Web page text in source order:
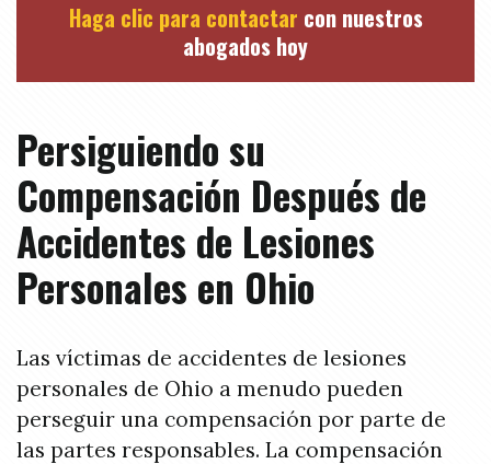
Haga clic para contactar con nuestros
abogados hoy
Persiguiendo su
Compensación Después de
Accidentes de Lesiones
Personales en Ohio
Las víctimas de accidentes de lesiones
personales de Ohio a menudo pueden
perseguir una compensación por parte de
las partes responsables. La compensación